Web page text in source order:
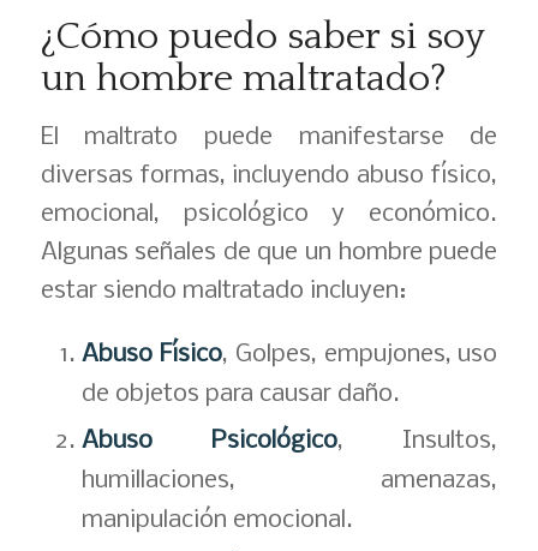
¿Cómo puedo saber si soy
un hombre maltratado?
El maltrato puede manifestarse de
diversas formas, incluyendo abuso físico,
emocional, psicológico y económico.
Algunas señales de que un hombre puede
estar siendo maltratado incluyen:
Abuso Físico, Golpes, empujones, uso
de objetos para causar daño.
Abuso Psicológico, Insultos,
humillaciones, amenazas,
manipulación emocional.